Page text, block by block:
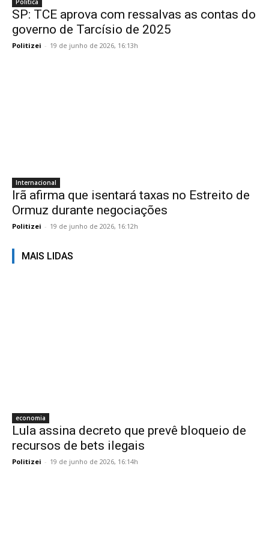
Politica
SP: TCE aprova com ressalvas as contas do
governo de Tarcísio de 2025
Politizei - 19 de junho de 2026, 16:13h
Internacional
Irã afirma que isentará taxas no Estreito de
Ormuz durante negociações
Politizei - 19 de junho de 2026, 16:12h
MAIS LIDAS
economia
Lula assina decreto que prevê bloqueio de
recursos de bets ilegais
Politizei - 19 de junho de 2026, 16:14h